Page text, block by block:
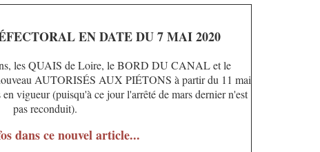
EN DATE DU 7 MAI 2020
les QUAIS de Loire, le BORD DU CANAL et le
AUTORISÉS AUX PIÉTONS à partir du 11 mai
en vigueur (puisqu'à ce jour l'arrêté de mars dernier n'est
pas reconduit).
dans ce nouvel article...